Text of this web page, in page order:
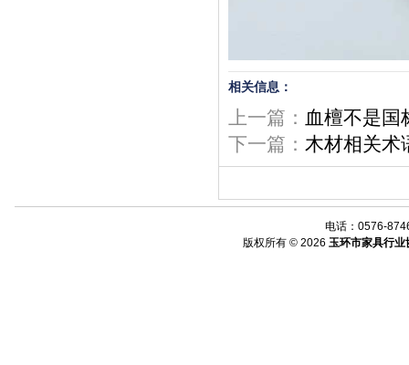
相关信息：
上一篇： 血檀不是国
下一篇： 木材相关术
电话：0576-
版权所有 © 2026 玉环市家具行业